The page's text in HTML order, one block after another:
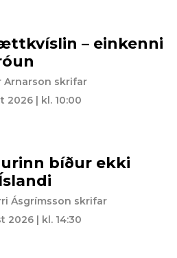
– einkenni
Arnarson skrifar
2026 | kl. 10:00
bíður ekki
Ásgrímsson skrifar
2026 | kl. 14:30